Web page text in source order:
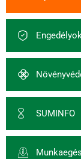
SUMINFO